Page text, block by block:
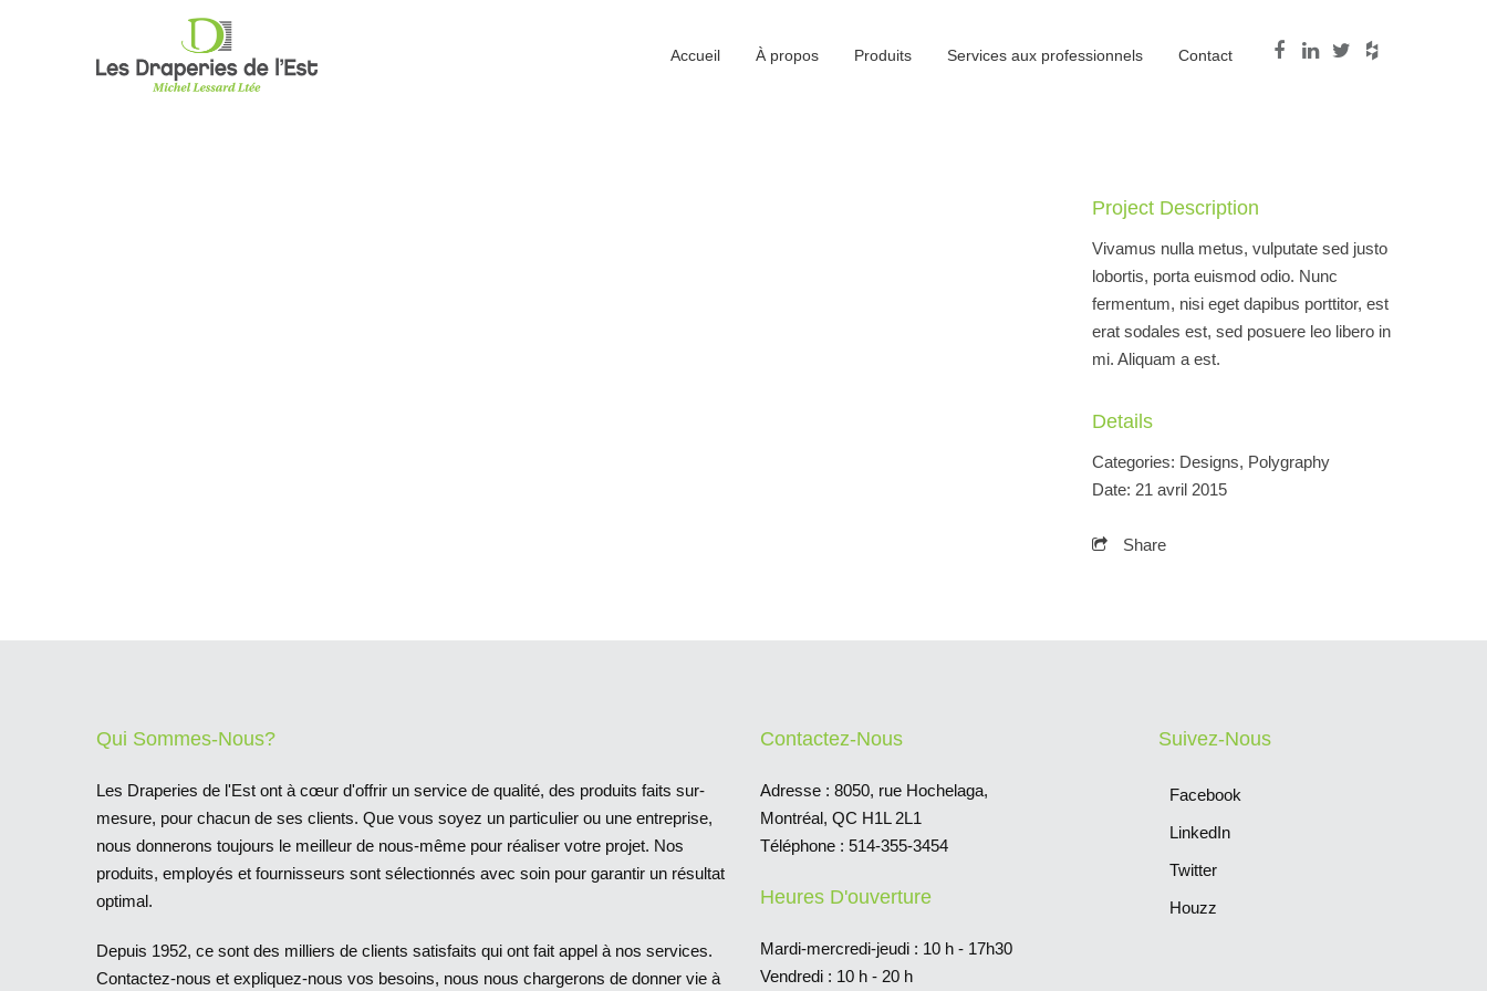
Accueil À propos Produits Services aux professionnels Contact
Project Description
Vivamus nulla metus, vulputate sed justo
lobortis, porta euismod odio. Nunc
fermentum, nisi eget dapibus porttitor, est
erat sodales est, sed posuere leo libero in
mi. Aliquam a est.
Details
Categories: Designs, Polygraphy
Date: 21 avril 2015
Share
Qui Sommes-Nous?
Les Draperies de l'Est ont à cœur d'offrir un service de qualité, des produits faits sur-
mesure, pour chacun de ses clients. Que vous soyez un particulier ou une entreprise,
nous donnerons toujours le meilleur de nous-même pour réaliser votre projet. Nos
produits, employés et fournisseurs sont sélectionnés avec soin pour garantir un résultat
optimal.
Depuis 1952, ce sont des milliers de clients satisfaits qui ont fait appel à nos services.
Contactez-nous et expliquez-nous vos besoins, nous nous chargerons de donner vie à
Contactez-Nous
Adresse : 8050, rue Hochelaga,
Montréal, QC H1L 2L1
Téléphone : 514-355-3454
Heures D'ouverture
Mardi-mercredi-jeudi : 10 h - 17h30
Vendredi : 10 h - 20 h
Suivez-Nous
Facebook
LinkedIn
Twitter
Houzz